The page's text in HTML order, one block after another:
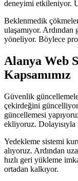
deneyimi etkileniyor.
Beklenmedik
ulaşamıyor. Ardından
yöneliyor. Böylece
Alanya Web
Kapsamımız
Güvenlik
çekirdeğini
güncellemesi
ekliyoruz. Dolayısıyla
Yedekleme sistemi
alıyoruz. Ardından
hızlı geri yükleme
ortadan kalkıyor.